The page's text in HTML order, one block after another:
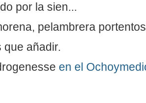
por la sien...
pelambrera
que añadir.
en el